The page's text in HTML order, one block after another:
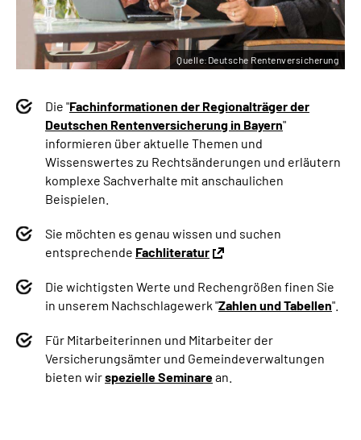
Die "Fachinformationen der Regionalträger der
Deutschen Rentenversicherung in Bayern"
informieren über aktuelle Themen und
Wissenswertes zu Rechtsänderungen und erläutern
komplexe Sachverhalte mit anschaulichen
Beispielen.
Sie möchten es genau wissen und suchen
entsprechende Fachliteratur
Die wichtigsten Werte und Rechengrößen finen Sie
in unserem Nachschlagewerk "Zahlen und Tabellen".
Für Mitarbeiterinnen und Mitarbeiter der
Versicherungsämter und Gemeindeverwaltungen
bieten wirspezielle Seminarean.
Quelle:Deutsche Rentenversicherung